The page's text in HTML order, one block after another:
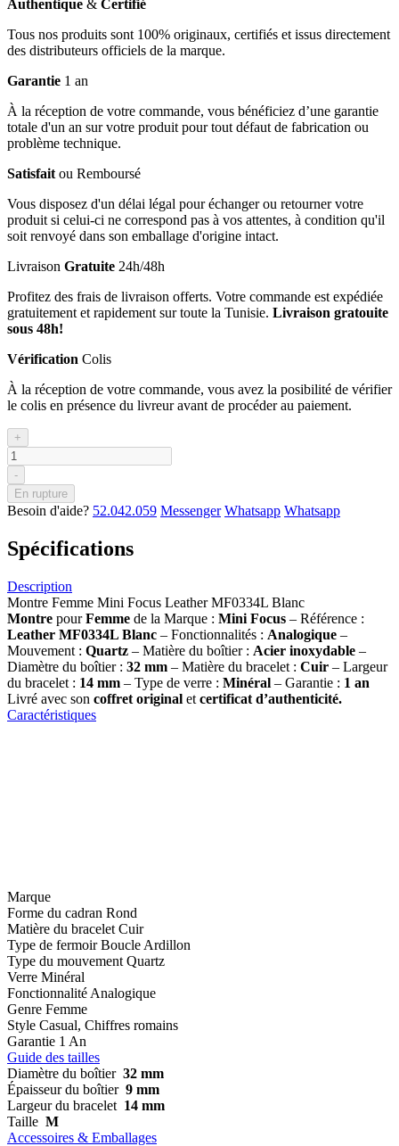
Authentique & Certifié
Tous nos produits sont 100% originaux, certifiés et issus directement
des distributeurs officiels de la marque.
Garantie 1 an
À la réception de votre commande, vous bénéficiez d’une garantie
totale d'un an sur votre produit pour tout défaut de fabrication ou
problème technique.
Satisfait ou Remboursé
Vous disposez d'un délai légal pour échanger ou retourner votre
produit si celui-ci ne correspond pas à vos attentes, à condition qu'il
soit renvoyé dans son emballage d'origine intact.
Livraison Gratuite 24h/48h
Profitez des frais de livraison offerts. Votre commande est expédiée
gratuitement et rapidement sur toute la Tunisie. Livraison gratouite
sous 48h!
Vérification Colis
À la réception de votre commande, vous avez la posibilité de vérifier
le colis en présence du livreur avant de procéder au paiement.
+
-
En rupture
Besoin d'aide? 52.042.059 Messenger Whatsapp Whatsapp
Spécifications
Description
Montre Femme Mini Focus Leather MF0334L Blanc
Montre pourFemme de la Marque : Mini Focus – Référence :
Leather MF0334L Blanc – Fonctionnalités : Analogique –
Mouvement : Quartz – Matière du boîtier : Acier inoxydable –
Diamètre du boîtier : 32 mm – Matière du bracelet : Cuir – Largeur
du bracelet : 14 mm – Type de verre : Minéral – Garantie : 1 an
Livré avec son coffret original et certificat d’authenticité.
Caractéristiques
Marque
Forme du cadran Rond
Matière du bracelet Cuir
Type de fermoir Boucle Ardillon
Type du mouvement Quartz
Verre Minéral
Fonctionnalité Analogique
Genre Femme
Style Casual, Chiffres romains
Garantie 1 An
Guide des tailles
Diamètre du boîtier 32 mm
Épaisseur du boîtier 9 mm
Largeur du bracelet 14 mm
Taille M
Accessoires & Emballages